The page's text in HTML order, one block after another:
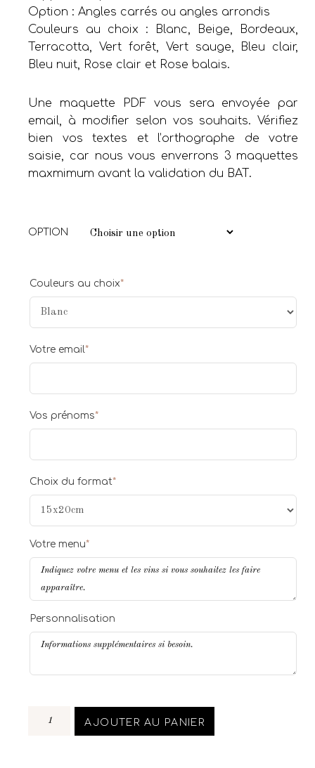
Option : Angles carrés ou angles arrondis
Couleurs au choix : Blanc, Beige, Bordeaux,
Terracotta, Vert forêt, Vert sauge, Bleu clair,
Bleu nuit, Rose clair et Rose balais.
Une maquette PDF vous sera envoyée par
email, à modifier selon vos souhaits. Vérifiez
bien vos textes et l’orthographe de votre
saisie, car nous vous enverrons 3 maquettes
maxmimum avant la validation du BAT.
OPTION
Couleurs au choix*
Votre email*
Vos prénoms*
Choix du format*
Votre menu*
Personnalisation
AJOUTER AU PANIER